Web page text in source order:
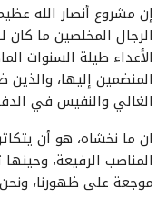
إن مشروع أنصار الله
الرجال المخلصين ما
الأعداء طيلة السنوات
المنضمين إليها، والذين
الغالي والنفيس في
ان ما نخشاه، هو أن
المناصب الرفيعة،
موجعة على ظهورنا،